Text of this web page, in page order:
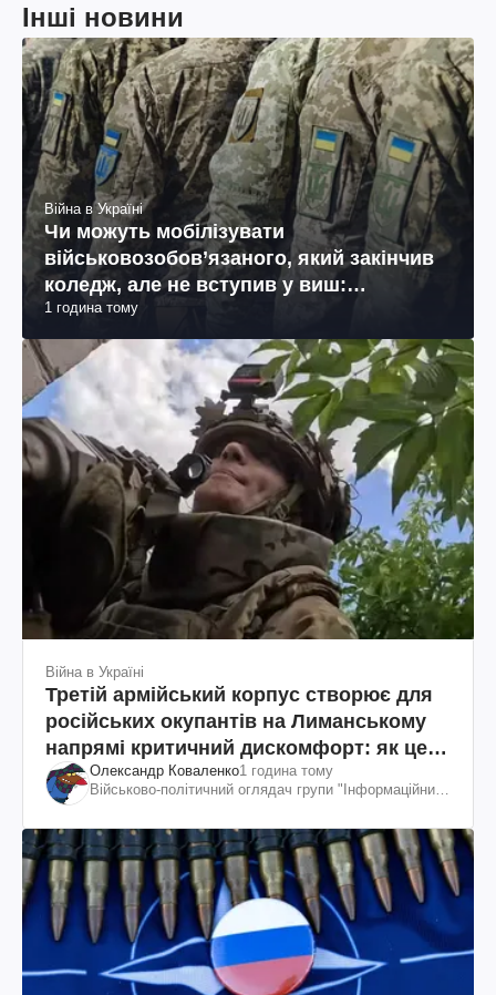
Інші новини
Війна в Україні
Чи можуть мобілізувати
військовозобов’язаного, який закінчив
коледж, але не вступив у виш:
пояснення юриста
1 година тому
Війна в Україні
Третій армійський корпус створює для
російських окупантів на Лиманському
напрямі критичний дискомфорт: як це
вдалосяОлександр Коваленко1 година тому
Військово-політичний оглядач групи "Інформаційний